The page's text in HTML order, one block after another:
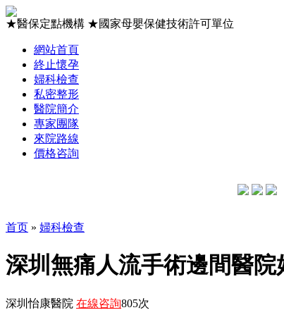
★醫保定點機構 ★國家母嬰保健技術許可單位
網站首頁
終止懷孕
婦科檢查
私密整形
醫院簡介
專家團隊
來院路線
價格咨詢
首页 » 婦科檢查
深圳無痛人流手術邊間醫
深圳怡康醫院 在線咨詢805次